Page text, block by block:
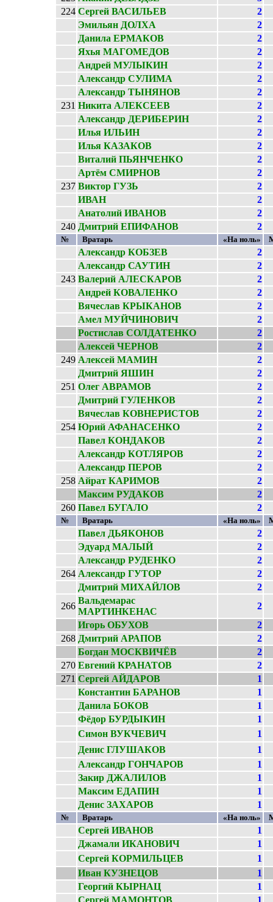
224 Сергей ВАСИЛЬЕВ
2
Эмильян ДОЛХА
2
Данила ЕРМАКОВ
2
Яхья МАГОМЕДОВ
2
Андрей МУЛЫКИН
2
Александр СУЛИМА
2
Александр ТЫНЯНОВ
2
231 Никита АЛЕКСЕЕВ
2
Александр ДЕРИБЕРИН
2
Илья ИЛЬИН
2
Илья КАЗАКОВ
2
Виталий ПЬЯНЧЕНКО
2
Артём СМИРНОВ
2
237 Виктор ГУЗЬ
2
ИВАН
2
Анатолий ИВАНОВ
2
240 Дмитрий ЕПИФАНОВ 2
№ Вратарь «На ноль»
Александр КОБЗЕВ
2
Александр САУТИН
2
243 Валерий АЛЕСКАРОВ
2
Андрей КОВАЛЕНКО
2
Вячеслав КРЫКАНОВ
2
Амел МУЙЧИНОВИЧ
2
Ростислав СОЛДАТЕНКО
2
Алексей ЧЕРНОВ
2
249 Алексей МАМИН
2
Дмитрий ЯШИН
2
251 Олег АВРАМОВ
2
Дмитрий ГУЛЕНКОВ
2
Вячеслав КОВНЕРИСТОВ
2
254 Юрий АФАНАСЕНКО
2
Павел КОНДАКОВ
2
Александр КОТЛЯРОВ
2
Александр ПЕРОВ
2
258 Айрат КАРИМОВ
2
Максим РУДАКОВ
2
260 Павел БУГАЛО 2
№ Вратарь «На ноль»
Павел ДЬЯКОНОВ
2
Эдуард МАЛЫЙ
2
Александр РУДЕНКО
2
264 Александр ГУТОР
2
Дмитрий МИХАЙЛОВ
2
266
Вальдемарас
МАРТИНКЕНАС
2
Игорь ОБУХОВ
2
268 Дмитрий АРАПОВ
2
Богдан МОСКВИЧЁВ
2
270 Евгений КРАНАТОВ
2
271 Сергей АЙДАРОВ
1
Константин БАРАНОВ
1
Данила БОКОВ
1
Фёдор БУРДЫКИН
1
Симон ВУКЧЕВИЧ
1
Денис ГЛУШАКОВ
1
Александр ГОНЧАРОВ
1
Закир ДЖАЛИЛОВ
1
Максим ЕДАПИН
1
Денис ЗАХАРОВ
1
№ Вратарь «На ноль»
Сергей ИВАНОВ
1
Джамали ИКАНОВИЧ
1
Сергей КОРМИЛЬЦЕВ
1
Иван КУЗНЕЦОВ
1
Георгий КЫРНАЦ
1
Сергей МАМОНТОВ
1